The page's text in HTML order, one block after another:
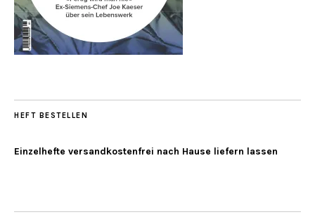
HEFT BESTELLEN
Einzelhefte versandkostenfrei nach Hause liefern lassen